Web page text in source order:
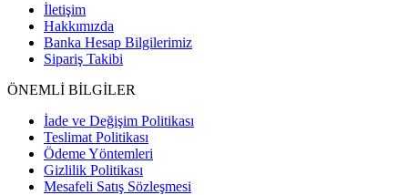
İletişim
Hakkımızda
Banka Hesap Bilgilerimiz
Sipariş Takibi
ÖNEMLİ BİLGİLER
İade ve Değişim Politikası
Teslimat Politikası
Ödeme Yöntemleri
Gizlilik Politikası
Mesafeli Satış Sözleşmesi